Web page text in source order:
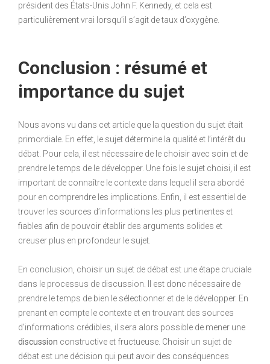
président des États-Unis John F. Kennedy, et cela est
particulièrement vrai lorsqu’il s’agit de taux d’oxygène.
Conclusion : résumé et
importance du sujet
Nous avons vu dans cet article que la question du sujet était
primordiale. En effet, le sujet détermine la qualité et l’intérêt du
débat. Pour cela, il est nécessaire de le choisir avec soin et de
prendre le temps de le développer. Une fois le sujet choisi, il est
important de connaître le contexte dans lequel il sera abordé
pour en comprendre les implications. Enfin, il est essentiel de
trouver les sources d’informations les plus pertinentes et
fiables afin de pouvoir établir des arguments solides et
creuser plus en profondeur le sujet.
En conclusion, choisir un sujet de débat est une étape cruciale
dans le processus de discussion. Il est donc nécessaire de
prendre le temps de bien le sélectionner et de le développer. En
prenant en compte le contexte et en trouvant des sources
d’informations crédibles, il sera alors possible de mener une
discussion constructive et fructueuse. Choisir un sujet de
débat est une décision qui peut avoir des conséquences